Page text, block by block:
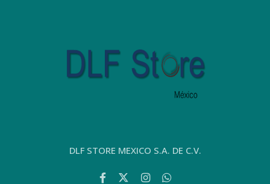
DLF STORE MEXICO S.A. DE C.V.